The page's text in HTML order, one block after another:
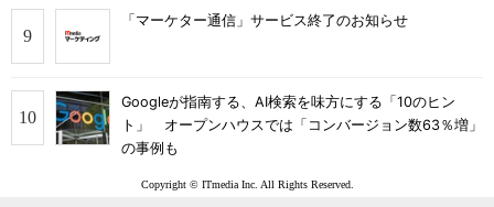
「マーケター通信」サービス終了のお知らせ
Googleが指南する、AI検索を味方にする「10のヒン
ト」 オープンハウスでは「コンバージョン数63％増」
の事例も
Copyright © ITmedia Inc. All Rights Reserved.